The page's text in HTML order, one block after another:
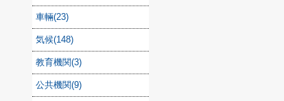
車輛(23)
気候(148)
教育機関(3)
公共機関(9)